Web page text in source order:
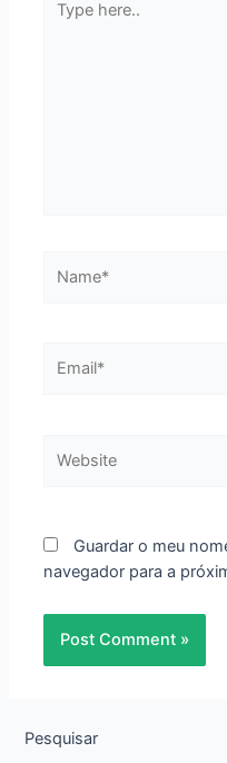
here..
Guardar o meu
navegador para a
Pesquisar